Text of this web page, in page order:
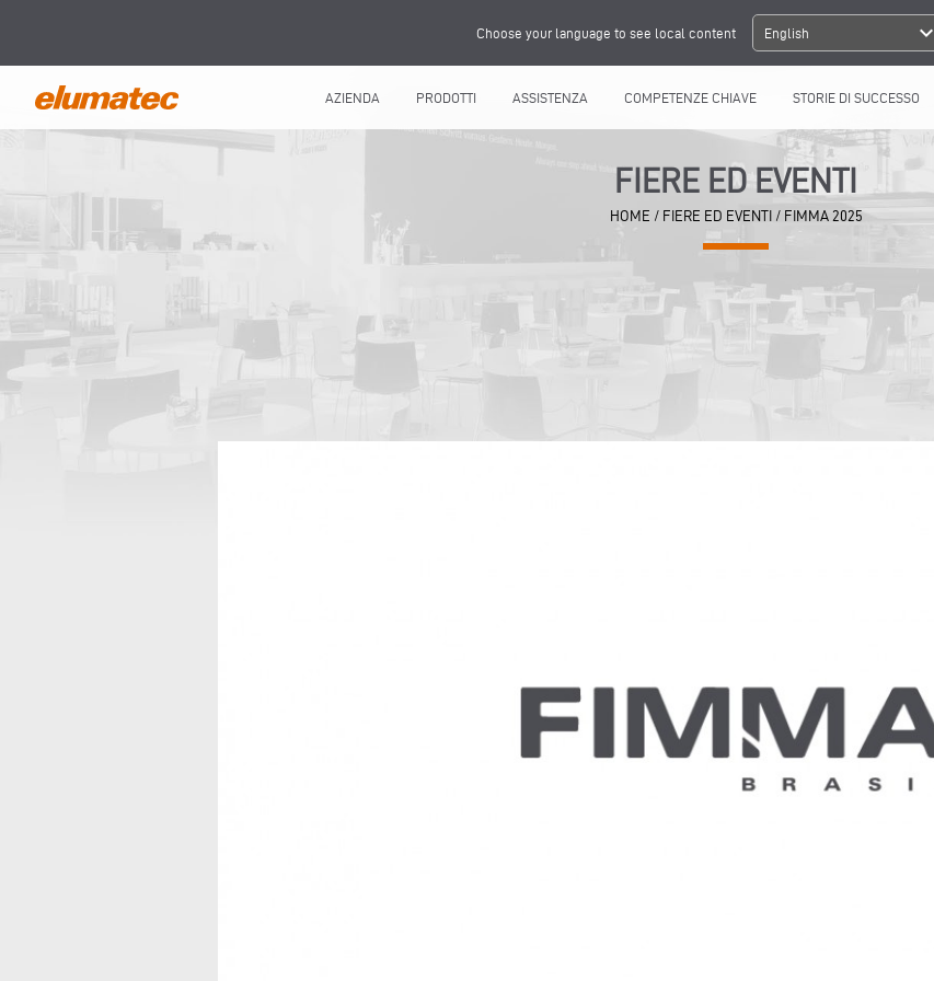
Choose your language to see local content English expand_more
AZIENDA PRODOTTI ASSISTENZA COMPETENZE CHIAVE STORIE DI SUCCESSO
FIERE ED EVENTI
HOME / FIERE ED EVENTI / FIMMA 2025